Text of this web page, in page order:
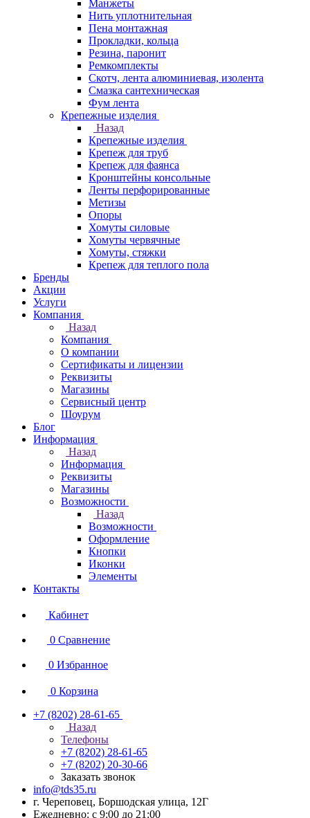
Манжеты
Нить уплотнительная
Пена монтажная
Прокладки, кольца
Резина, паронит
Ремкомплекты
Скотч, лента алюминиевая, изолента
Смазка сантехническая
Фум лента
Крепежные изделия
Назад
Крепежные изделия
Крепеж для труб
Крепеж для фаянса
Кронштейны консольные
Ленты перфорированные
Метизы
Опоры
Хомуты силовые
Хомуты червячные
Хомуты, стяжки
Крепеж для теплого пола
Бренды
Акции
Услуги
Компания
Назад
Компания
О компании
Сертификаты и лицензии
Реквизиты
Магазины
Сервисный центр
Шоурум
Блог
Информация
Назад
Информация
Реквизиты
Магазины
Возможности
Назад
Возможности
Оформление
Кнопки
Иконки
Элементы
Контакты
Кабинет
0 Сравнение
0 Избранное
0 Корзина
+7 (8202) 28‑61-65
Назад
Телефоны
+7 (8202) 28‑61-65
+7 (8202) 20‑30-66
Заказать звонок
info@tds35.ru
г. Череповец, Боршодская улица, 12Г
Ежедневно: с 9:00 до 21:00